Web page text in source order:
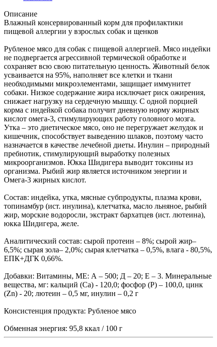
Описание
Влажный консервированный корм для профилактики
пищевой аллергии у взрослых собак и щенков
Рубленое мясо для собак с пищевой аллергией. Мясо индейки
не подвергается агрессивной термической обработке и
сохраняет всю свою питательную ценность. Животный белок
усваивается на 95%, наполняет все клетки и ткани
необходимыми микроэлементами, защищает иммунитет
собаки. Низкое содержание жира исключает риск ожирения,
снижает нагрузку на сердечную мышцу. С одной порцией
корма с индейкой собака получит дневную норму жирных
кислот омега-3, стимулирующих работу головного мозга.
Утка – это диетическое мясо, оно не перегружает желудок и
кишечник, способствует выведению шлаков, поэтому часто
назначается в качестве лечебной диеты. Инулин – природный
пребиотик, стимулирующий выработку полезных
микроорганизмов. Юкка Шидигера выводит токсины из
организма. Рыбий жир является источником энергии и
Омега-3 жирных кислот.
Состав: индейка, утка, мясные субпродукты, плазма крови,
топинамбур (ист. инулина), клетчатка, масло льняное, рыбий
жир, морские водоросли, экстракт бархатцев (ист. лютеина),
юкка Шидигера, желе.
Аналитический состав: сырой протеин – 8%; сырой жир–
6,5%; сырая зола– 2,0%; сырая клетчатка – 0,5%, влага - 80,5%,
ЕПК+ДГК 0,66%.
Добавки: Витамины, МЕ: А – 500; Д – 20; Е – 3. Минеральные
вещества, мг: кальций (Са) - 120,0; фосфор (Р) – 100,0, цинк
(Zn) - 20; лютеин – 0,5 мг, инулин – 0,2 г
Консистенция продукта: Рубленое мясо
Обменная энергия: 95,8 ккал / 100 г